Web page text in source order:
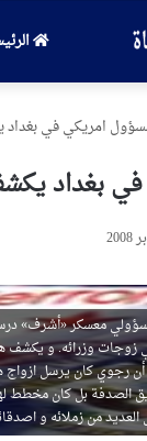
امريكي في بغداد
بغداد
وزرائه. و يكشف
رجوي كان يرسل ازواج
الصدفة بل كان مخطط
من زملائه و